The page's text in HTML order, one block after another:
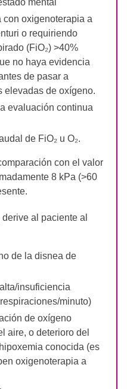
mental
con oxigenoterapia a
o requiriendo
(FiO₂) >40%
no haya evidencia
de pasar a
elevadas de oxígeno.
evaluación continua
de FiO₂ u O₂.
con el valor
8 kPa (>60
derive al paciente al
de la disnea de
insuficiencia
minuto)
de oxígeno
aire, o deterioro del
conocida (es
oxigenoterapia a